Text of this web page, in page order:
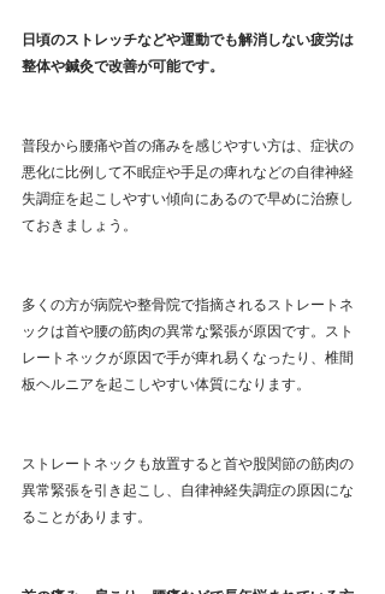
日頃のストレッチなどや運動でも解消しない疲労は
整体や鍼灸で改善が可能です。
普段から腰痛や首の痛みを感じやすい方は、症状の
悪化に比例して不眠症や手足の痺れなどの自律神経
失調症を起こしやすい傾向にあるので早めに治療し
ておきましょう。
多くの方が病院や整骨院で指摘されるストレートネ
ックは首や腰の筋肉の異常な緊張が原因です。スト
レートネックが原因で手が痺れ易くなったり、椎間
板ヘルニアを起こしやすい体質になります。
ストレートネックも放置すると首や股関節の筋肉の
異常緊張を引き起こし、自律神経失調症の原因にな
ることがあります。